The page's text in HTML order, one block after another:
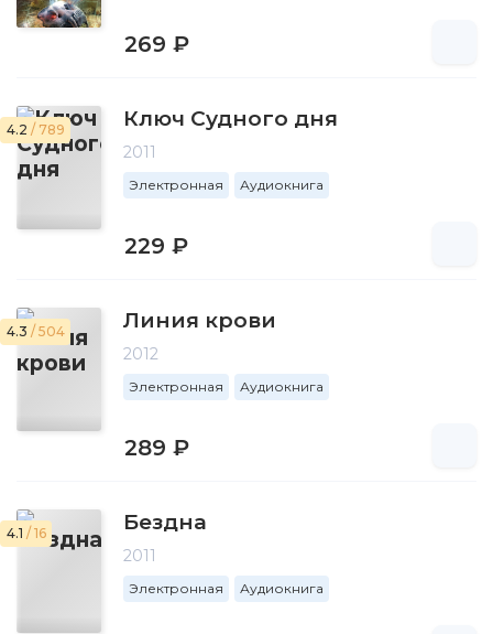
269 ₽
4.2 / 789 Ключ Судного дня
2011
Электронная Аудиокнига
229 ₽
4.3 / 504 Линия крови
2012
Электронная Аудиокнига
289 ₽
4.1 / 16 Бездна
2011
Электронная Аудиокнига